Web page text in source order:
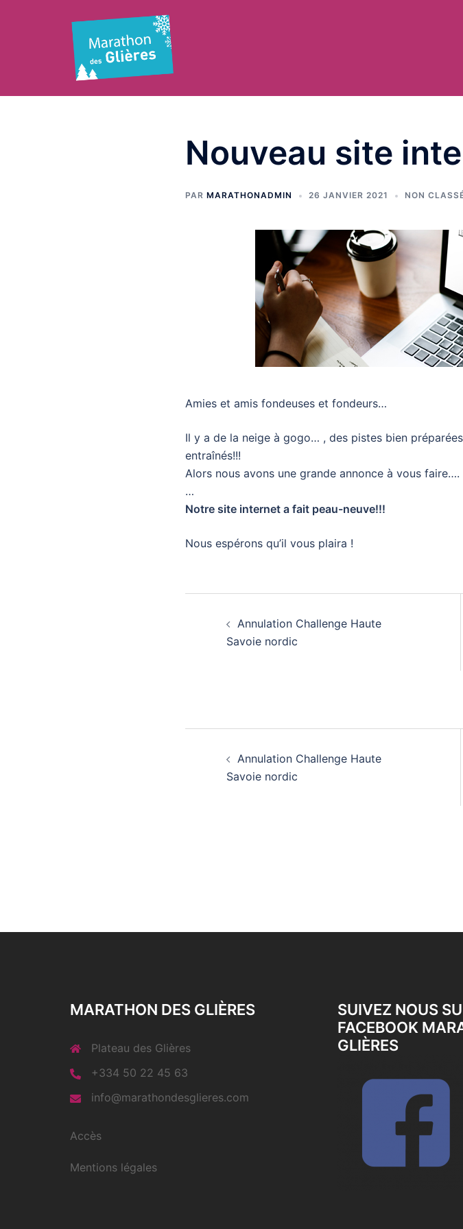
Nouveau site
PAR MARATHONADMIN 26 JANVIER 2021 NON
Amies et amis fondeuses et fondeurs…
Il y a de la neige à gogo… , des pistes bien
entraînés!!!
Alors nous avons une grande annonce à vous faire….
…
Notre site internet a fait peau-neuve!!!
Nous espérons qu’il vous plaira !
d’article
Annulation Challenge Haute
Savoie nordic
d’article
Annulation Challenge Haute
Savoie nordic
MARATHON DES GLIÈRES
Plateau des Glières
+334 50 22 45 63
info@marathondesglieres.com
Accès
Mentions légales
SUIVEZ NOUS
FACEBOOK
GLIÈRES